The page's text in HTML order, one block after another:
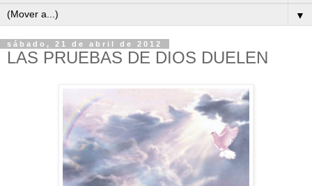
▼
sábado, 21 de abril de 2012
LAS PRUEBAS DE DIOS DUELEN